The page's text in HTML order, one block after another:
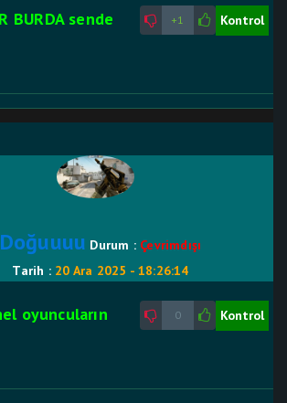
+1 Kontrol
BURDA sende
Doğuuuu Durum : Çevrimdışı
Tarih : 20 Ara 2025 - 18:26:14
0 Kontrol
oyuncuların